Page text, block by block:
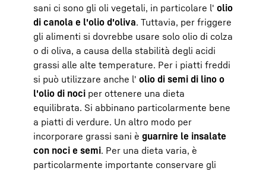
sani ci sono gli oli vegetali, in particolare l' olio
di canola e l'olio d'oliva. Tuttavia, per friggere
gli alimenti si dovrebbe usare solo olio di colza
o di oliva, a causa della stabilità degli acidi
grassi alle alte temperature. Per i piatti freddi
si può utilizzare anche l' olio di semi di lino o
l'olio di noci per ottenere una dieta
equilibrata. Si abbinano particolarmente bene
a piatti di verdure. Un altro modo per
incorporare grassi sani è guarnire le insalate
con noci e semi. Per una dieta varia, è
particolarmente importante conservare gli